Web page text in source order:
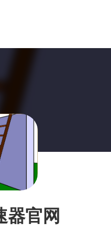
器官网